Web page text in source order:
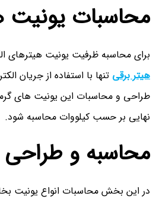
محاسبات یونیت
برای محاسبه ظرفیت یونیت هیترهای
هیتر برقی تنها با استفاده از جریان
طراحی و محاسبات این یونیت های
نهایی بر حسب کیلووات محاسبه شود.
محاسبه و طراحی
در این بخش محاسبات انواع یونیت